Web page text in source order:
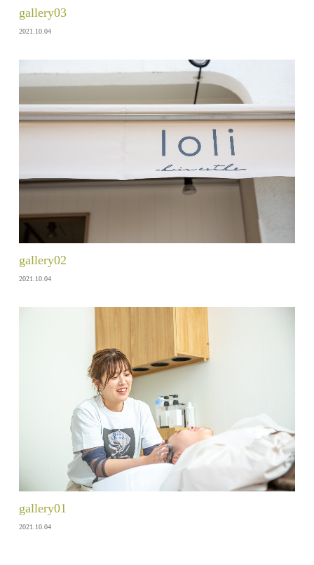
gallery03
2021.10.04
gallery02
2021.10.04
gallery01
2021.10.04